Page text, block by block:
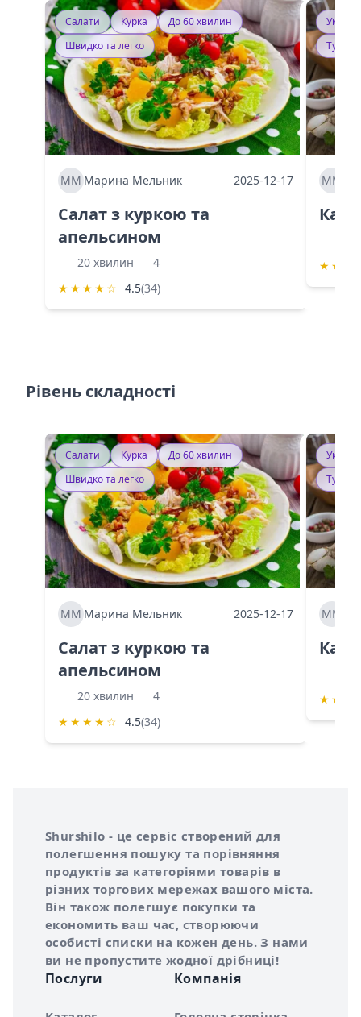
Салати Курка
До 60 хвилин
Швидко та легко
ММ Марина Мельник 2025-12-17
Салат з куркою та
апельсином
20 хвилин
4
★ ★ ★ ★ ☆ 4.5(34)
ММ
★ ★
Рівень складності
Салати Курка
До 60 хвилин
Швидко та легко
ММ Марина Мельник 2025-12-17
Салат з куркою та
апельсином
20 хвилин
4
★ ★ ★ ★ ☆ 4.5(34)
ММ
★ ★
Про сервіс Shurshilo
Shurshilo - це сервіс створений для
полегшення пошуку та порівняння
продуктів за категоріями товарів в
різних торгових мережах вашого міста.
Він також полегшує покупки та
економить ваш час, створюючи
особисті списки на кожен день. З нами
ви не пропустите жодної дрібниці!
Послуги Компанія